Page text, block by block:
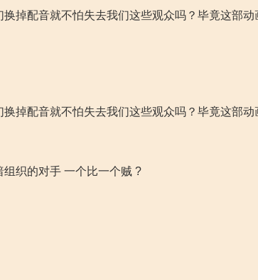
掉配音就不怕失去我们这些观众吗？毕竟这部动
掉配音就不怕失去我们这些观众吗？毕竟这部动
织的对手 一个比一个贼 ?